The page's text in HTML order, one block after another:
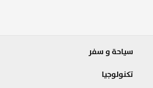
سياحة و سفر
تكنولوجيا